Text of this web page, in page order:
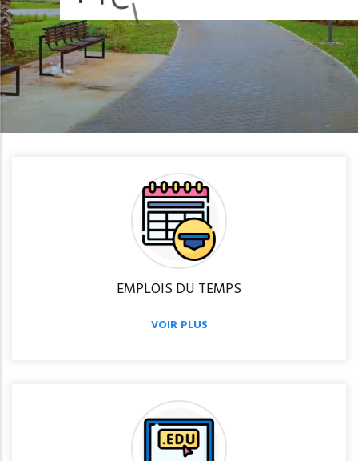
Réinscription
EMPLOIS DU TEMPS
VOIR PLUS